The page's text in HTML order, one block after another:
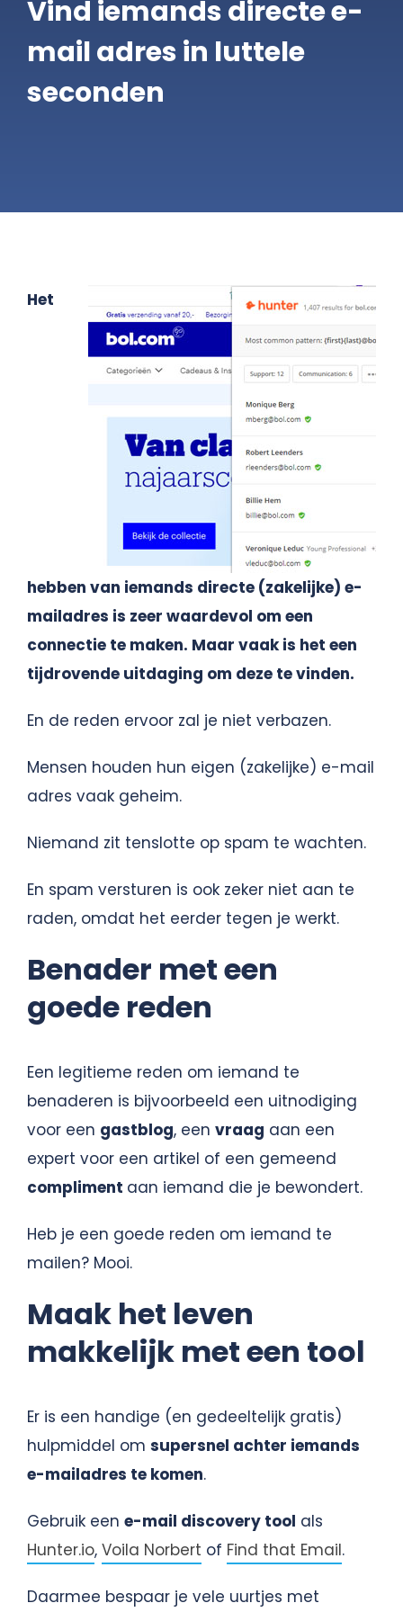
Gratis Scan
Vind iemands directe e-
mail adres in luttele
seconden
Het
hebben van iemands directe (zakelijke) e-
mailadres is zeer waardevol om een
connectie te maken. Maar vaak is het een
tijdrovende uitdaging om deze te vinden.
En de reden ervoor zal je niet verbazen.
Mensen houden hun eigen (zakelijke) e-mail
adres vaak geheim.
Niemand zit tenslotte op spam te wachten.
En spam versturen is ook zeker niet aan te
raden, omdat het eerder tegen je werkt.
Benader met een
goede reden
Een legitieme reden om iemand te
benaderen is bijvoorbeeld een uitnodiging
voor een gastblog, een vraag aan een
expert voor een artikel of een gemeend
compliment aan iemand die je bewondert.
Heb je een goede reden om iemand te
mailen? Mooi.
Maak het leven
makkelijk met een tool
Er is een handige (en gedeeltelijk gratis)
hulpmiddel om supersnel achter iemands
e-mailadres te komen.
Gebruik een e-mail discovery tool als
Hunter.io, Voila Norbert of Find that Email.
Daarmee bespaar je vele uurtjes met